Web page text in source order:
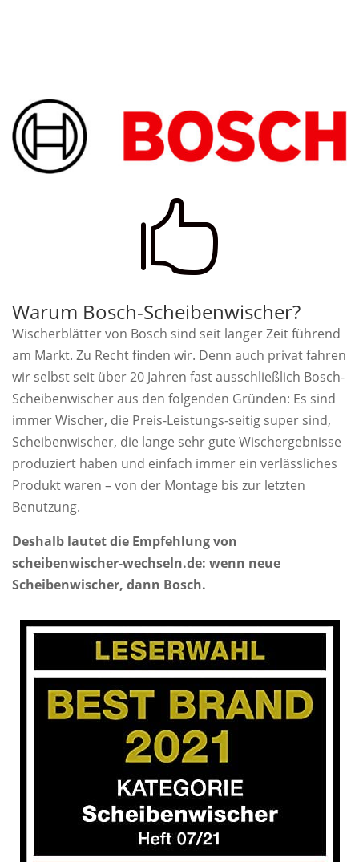

Warum Bosch-Scheibenwischer?
Wischerblätter von Bosch sind seit langer Zeit führend
am Markt. Zu Recht finden wir. Denn auch privat fahren
wir selbst seit über 20 Jahren fast ausschließlich Bosch-
Scheibenwischer aus den folgenden Gründen: Es sind
immer Wischer, die Preis-Leistungs-seitig super sind,
Scheibenwischer, die lange sehr gute Wischergebnisse
produziert haben und einfach immer ein verlässliches
Produkt waren – von der Montage bis zur letzten
Benutzung.
Deshalb lautet die Empfehlung von
scheibenwischer-wechseln.de: wenn neue
Scheibenwischer, dann Bosch.